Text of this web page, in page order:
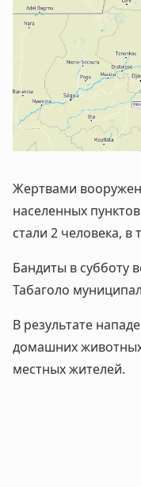
Жертвами
населенных
стали 2 человека,
Бандиты в субботу
Табаголо
В результате
домашних
местных жителей.